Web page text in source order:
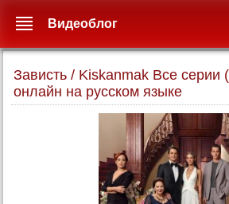
Зависть / Kiskanmak Все серии
онлайн на русском языке
Видеоблог